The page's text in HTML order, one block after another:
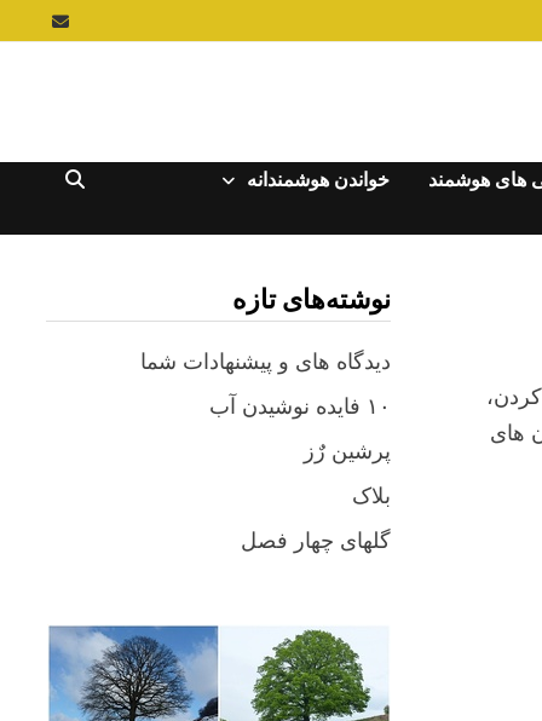
های هوشمند خواندن هوشمندانه
های
نوشته‌های تازه
دیدگاه های و پیشنهادات شما
۱۰ فایده نوشیدن آب
پرشین رٌز
بلاک
گلهای چهار فصل